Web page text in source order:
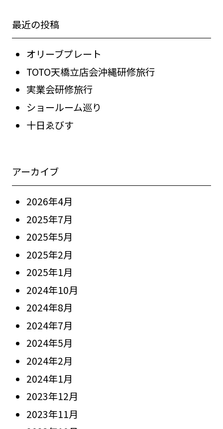
最近の投稿
オリーブプレート
TOTO天橋立店会沖縄研修旅行
実業会研修旅行
ショールーム巡り
十日ゑびす
アーカイブ
2026年4月
2025年7月
2025年5月
2025年2月
2025年1月
2024年10月
2024年8月
2024年7月
2024年5月
2024年2月
2024年1月
2023年12月
2023年11月